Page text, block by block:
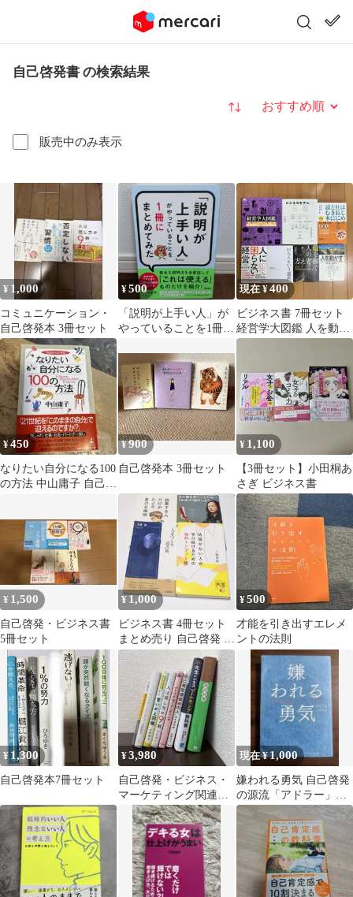
自己啓発書 の検索結果
販売中のみ表示
並び替え
¥ 1,000
コミュニケーション・
自己啓発本 3冊セット
¥500
「説明が上手い人」が
やっていることを1冊に
現在 ¥400
ビジネス書 7冊セット
経営学大図鑑 人を動か
す
¥450
なりたい自分になる100
の方法 中山庸子 自己啓
¥900
自己啓発本 3冊セット
¥ 1,100
【3冊セット】小田桐あ
さぎ ビジネス書
¥ 1,500
自己啓発・ビジネス書
5冊セット
¥1,000
ビジネス書 4冊セット
まとめ売り 自己啓発 イ
ンプット術
¥500
才能を引き出すエレメ
ントの法則
¥ 1,300
自己啓発本7冊セット
¥3,980
自己啓発・ビジネス・
マーケティング関連本
8冊セット
現在 ¥1,000
嫌われる勇気 自己啓発
の源流「アドラー」の
教え